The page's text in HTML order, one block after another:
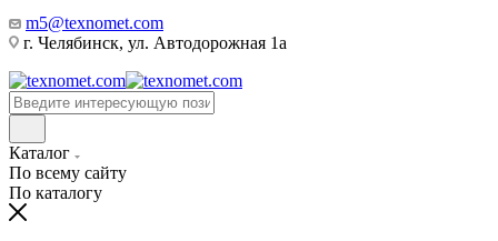
m5@texnomet.com
г. Челябинск, ул. Автодорожная 1а
Каталог
По всему сайту
По каталогу